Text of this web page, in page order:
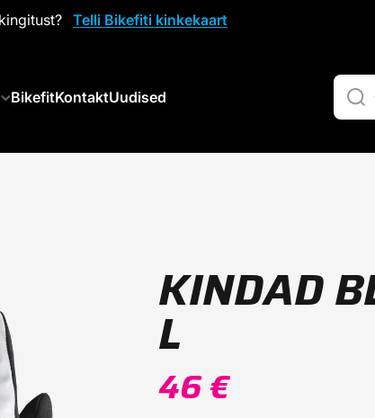
Telli Bikefiti kinkekaart
BikefitKontaktUudised
KINDAD
L
46 €